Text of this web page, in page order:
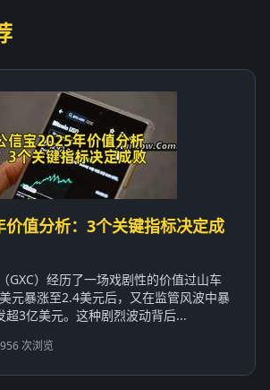
价值分析：3个关键指标决定成
GXC）经历了一场戏剧性的价值过山车
暴涨至2.4美元后，又在监管风波中暴
超3亿美元。这种剧烈波动背后...
956 次浏览